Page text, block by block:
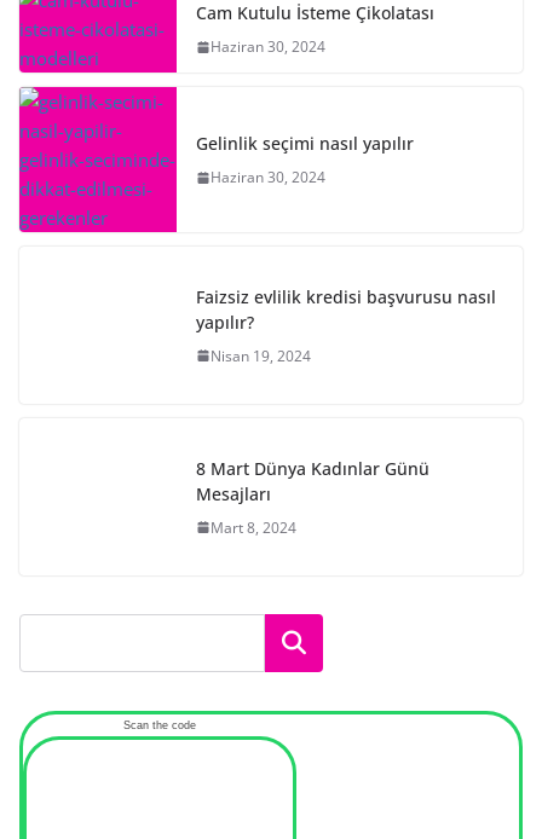
Cam Kutulu İsteme Çikolatası
Haziran 30, 2024
Gelinlik seçimi nasıl yapılır
Haziran 30, 2024
Faizsiz evlilik kredisi başvurusu nasıl
yapılır?
Nisan 19, 2024
8 Mart Dünya Kadınlar Günü
Mesajları
Mart 8, 2024
Ara
Scan the code